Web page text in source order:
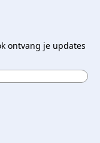
ontvang je updates